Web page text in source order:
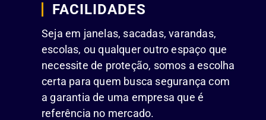
FACILIDADES
Seja em janelas, sacadas, varandas,
escolas, ou qualquer outro espaço que
necessite de proteção, somos a escolha
certa para quem busca segurança com
a garantia de uma empresa que é
referência no mercado.